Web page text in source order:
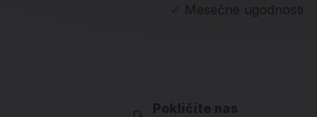
Mesečne ugodnosti
Pokličite nas